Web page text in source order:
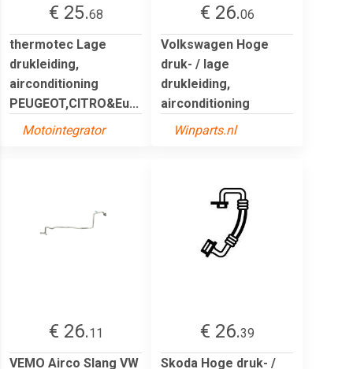
€ 25.68
thermotec Lage
drukleiding,
airconditioning
PEUGEOT,CITRO&Eu...
Motointegrator
€ 26.06
Volkswagen Hoge
druk- / lage
drukleiding,
airconditioning
Winparts.nl
€ 26.11
VEMO Airco Slang VW
€ 26.39
Skoda Hoge druk- /